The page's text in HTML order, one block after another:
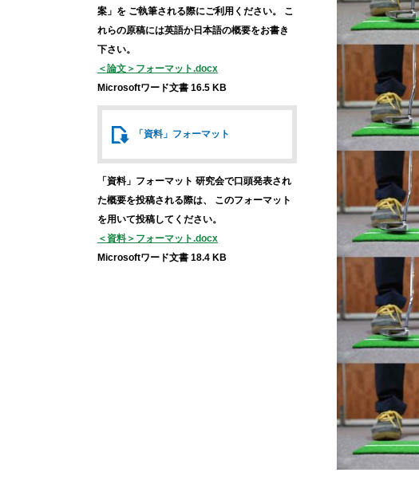
案」を ご執筆される際にご利用ください。
こ
れらの原稿には英語か日本語の概要をお書き
下さい。
＜論文＞フォーマット.docx
Microsoftワード文書 16.5 KB
「資料」 フォーマット
「資料」フォーマット 研究会で口頭発表され
た概要を投稿される際は、
このフォーマット
を用いて投稿してください。
＜資料＞フォーマット.docx
Microsoftワード文書 18.4 KB